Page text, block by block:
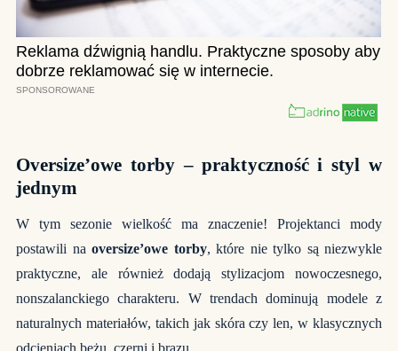
Oversize’owe torby – praktyczność i styl w
jednym
W tym sezonie wielkość ma znaczenie! Projektanci mody
postawili na oversize’owe torby, które nie tylko są niezwykle
praktyczne, ale również dodają stylizacjom nowoczesnego,
nonszalanckiego charakteru. W trendach dominują modele z
naturalnych materiałów, takich jak skóra czy len, w klasycznych
odcieniach beżu, czerni i brązu.